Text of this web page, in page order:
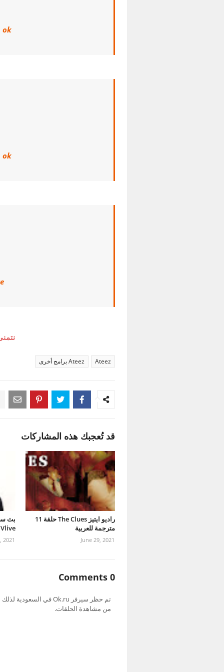
ok
ok
Ateez Ateez برامج أخرى
قد تُعجبك هذه المشاركات
راديو ايتيز The Clues حلقة 11
مترجمة للعربية
June 29, 2021
2021
0 Comments
من مشاهدة الحلقات.